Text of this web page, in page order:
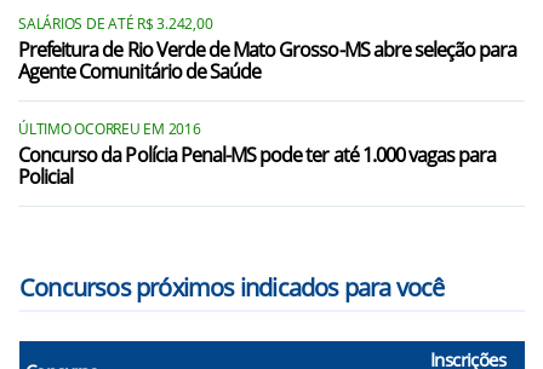
SALÁRIOS DE ATÉ R$ 3.242,00
Prefeitura de Rio Verde de Mato Grosso-MS abre seleção para
Agente Comunitário de Saúde
ÚLTIMO OCORREU EM 2016
Concurso da Polícia Penal-MS pode ter até 1.000 vagas para
Policial
Concursos próximos indicados para você
Inscrições